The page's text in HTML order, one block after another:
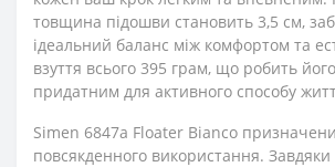
товщина підошви становить 3,5 см,
ідеальний баланс між комфортом та
взуття всього 395 грам, що робить
придатним для активного способу
Simen 6847a Floater Bianco
повсякденного використання. Завдяки